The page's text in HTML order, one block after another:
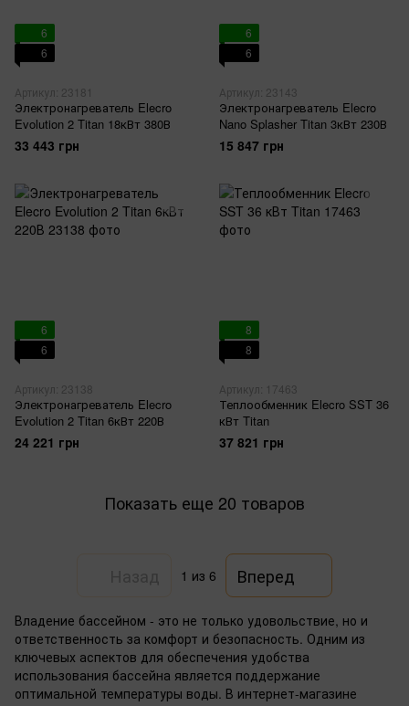
6
6
Артикул: 23181
Электронагреватель Elecro
Evolution 2 Titan 18кВт 380В
33 443 грн
6
6
Артикул: 23143
Электронагреватель Elecro
Nano Splasher Titan 3кВт 230В
15 847 грн
6
6
Артикул: 23138
Электронагреватель Elecro
Evolution 2 Titan 6кВт 220В
24 221 грн
8
8
Артикул: 17463
Теплообменник Elecro SST 36
кВт Titan
37 821 грн
Показать еще 20 товаров
1 из 6 Вперед
Владение бассейном - это не только удовольствие, но и
ответственность за комфорт и безопасность. Одним из
ключевых аспектов для обеспечения удобства
использования бассейна является поддержание
оптимальной температуры воды. В интернет-магазине